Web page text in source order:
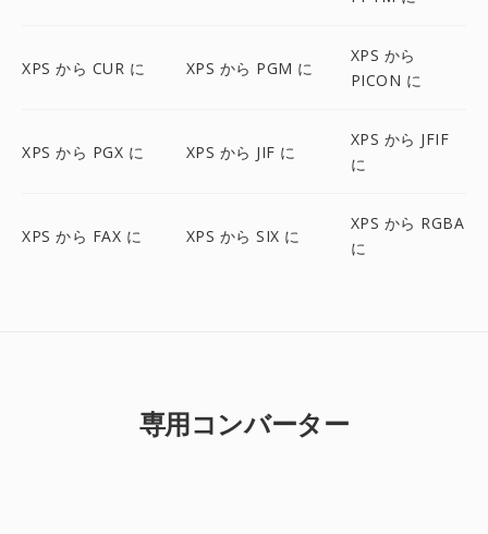
XPS から CUR に XPS から PGM に
XPS から
PICON に
XPS から PGX に XPS から JIF に
XPS から JFIF
に
XPS から FAX に XPS から SIX に
XPS から RGBA
に
専用コンバーター